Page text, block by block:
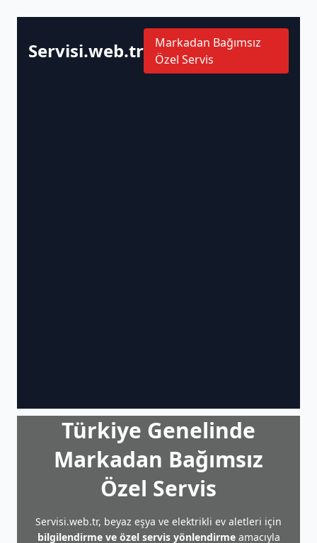
Servisi.web.tr
Markadan Bağımsız
Özel Servis
Türkiye Genelinde
Markadan Bağımsız
Özel Servis
Servisi.web.tr, beyaz eşya ve elektrikli ev aletleri için
bilgilendirme ve özel servis yönlendirmeamacıyla